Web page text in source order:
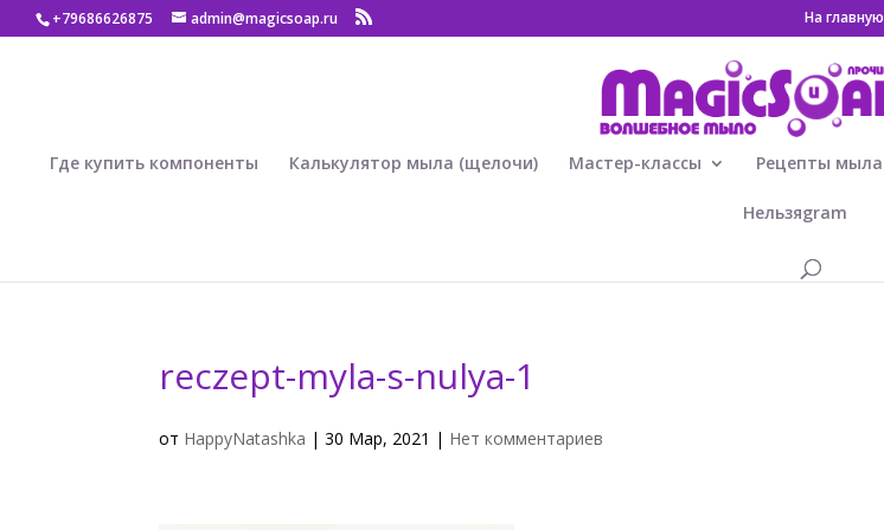
+79686626875 admin@magicsoap.ru На главную
Где купить компоненты Калькулятор мыла (щелочи) Мастер-классы Рецепты мыла
Нельзяgram
reczept-myla-s-nulya-1
от HappyNatashka |30 Мар, 2021 | Нет комментариев